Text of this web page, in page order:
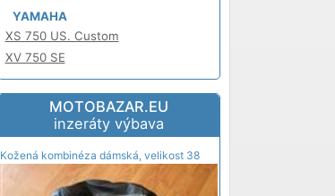
YAMAHA
XS 750 US. Custom
XV 750 SE
MOTOBAZAR.EU
inzeráty výbava
Kožená kombinéza dámská, velikost 38